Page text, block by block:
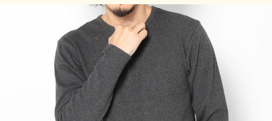
44 46
46
■お使いのパソコンのモニターによって、実物商品とカラー
が異なって 見える場合があります。誠に申し訳ございませ
んが、ご理解下さいます様お願いいたします。
■サイズ表は、製品の生地や織りなどの特性により、多少の
誤差はございます。予めご了承ください。
品番:7835930009 6153481
ブランド:AVIREX